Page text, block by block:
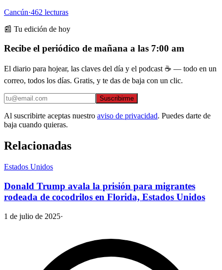
Cancún·462 lecturas
📰 Tu edición de hoy
Recibe el periódico de mañana a las 7:00 am
El diario para hojear, las claves del día y el podcast ☕ — todo en un
correo, todos los días. Gratis, y te das de baja con un clic.
Suscribirme
Al suscribirte aceptas nuestro aviso de privacidad. Puedes darte de
baja cuando quieras.
Relacionadas
Estados Unidos
Donald Trump avala la prisión para migrantes
rodeada de cocodrilos en Florida, Estados Unidos
1 de julio de 2025·